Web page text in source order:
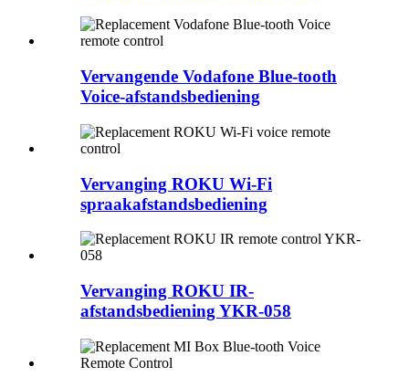
Vervangende Vodafone Blue-tooth
Voice-afstandsbediening
Vervanging ROKU Wi-Fi
spraakafstandsbediening
Vervanging ROKU IR-
afstandsbediening YKR-058